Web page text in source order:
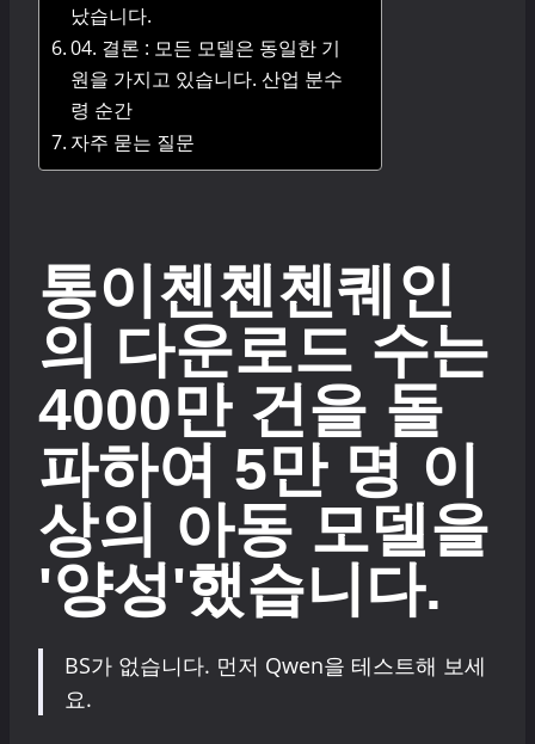
났습니다.
04. 결론 : 모든 모델은 동일한 기
원을 가지고 있습니다. 산업 분수
령 순간
자주 묻는 질문
통이첸첸첸퀘인
의 다운로드 수는
4000만 건을 돌
파하여 5만 명 이
상의 아동 모델을
'양성'했습니다.
BS가 없습니다. 먼저 Qwen을 테스트해 보세
요.